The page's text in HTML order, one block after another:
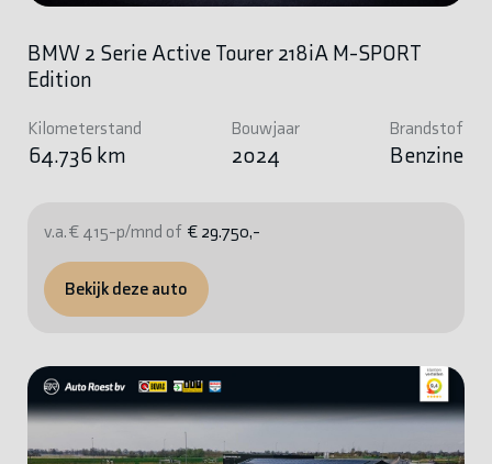
BMW 2 Serie Active Tourer 218iA M-SPORT
Edition
Kilometerstand
64.736 km
Bouwjaar
2024
Brandstof
Benzine
v.a. € 415-p/mnd of € 29.750,-
Bekijk deze auto